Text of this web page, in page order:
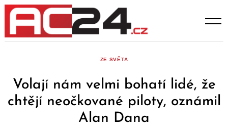
Skip
content
ZE SVĚTA
Volají nám velmi bohatí lidé, že
chtějí neočkované piloty, oznámil
Alan Dana